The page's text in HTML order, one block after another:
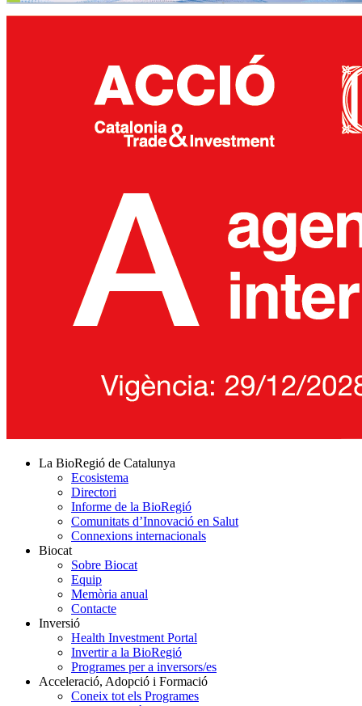
La BioRegió de Catalunya
Ecosistema
Directori
Informe de la BioRegió
Comunitats d’Innovació en Salut
Connexions internacionals
Biocat
Sobre Biocat
Equip
Memòria anual
Contacte
Inversió
Health Investment Portal
Invertir a la BioRegió
Programes per a inversors/es
Acceleració, Adopció i Formació
Coneix tot els Programes